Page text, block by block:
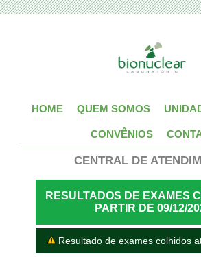
HOME QUEM SOMOS
CONVÊNIOS
CENTRAL DE
RESULTADOS DE EXAMES
PARTIR DE 09/12/
Resultado de exames colhidos